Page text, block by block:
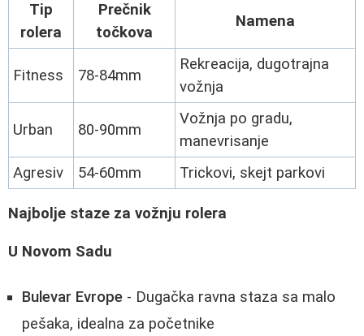
Tip
rolera
Prečnik
točkova
Namena
Fitness 78-84mm
Rekreacija, dugotrajna
vožnja
Urban 80-90mm
Vožnja po gradu,
manevrisanje
Agresiv
54-60mm Trickovi, skejt parkovi
Najbolje staze za vožnju rolera
U Novom Sadu
Bulevar Evrope - Dugačka ravna staza sa malo
pešaka, idealna za početnike